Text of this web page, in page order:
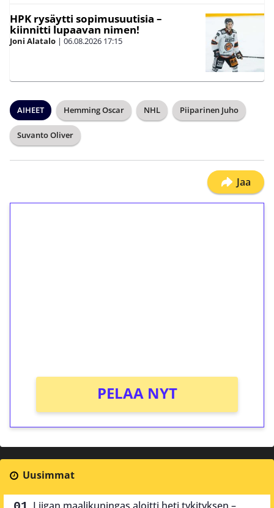
HPK rysäytti sopimusuutisia –
kiinnitti lupaavan nimen!
Joni Alatalo | 06.08.2026 17:15
AIHEET Hemming Oscar NHL Piiparinen Juho
Suvanto Oliver
Jaa
PELAA NYT
Uusimmat